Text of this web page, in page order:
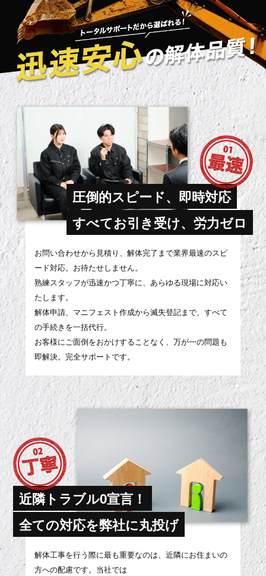
圧倒的スピード、即時対応
すべてお引き受け、労力ゼロ
お問い合わせから見積り、解体完了まで業界最速のスピ
ード対応。お待たせしません。
熟練スタッフが迅速かつ丁寧に、あらゆる現場に対応い
たします。
解体申請、マニフェスト作成から滅失登記まで、すべて
の手続きを一括代行。
お客様にご面倒をおかけすることなく、万が一の問題も
即解決。完全サポートです。
近隣トラブル0宣言！
全ての対応を弊社に丸投げ
解体工事を行う際に最も重要なのは、近隣にお住まいの
方への配慮です。当社では